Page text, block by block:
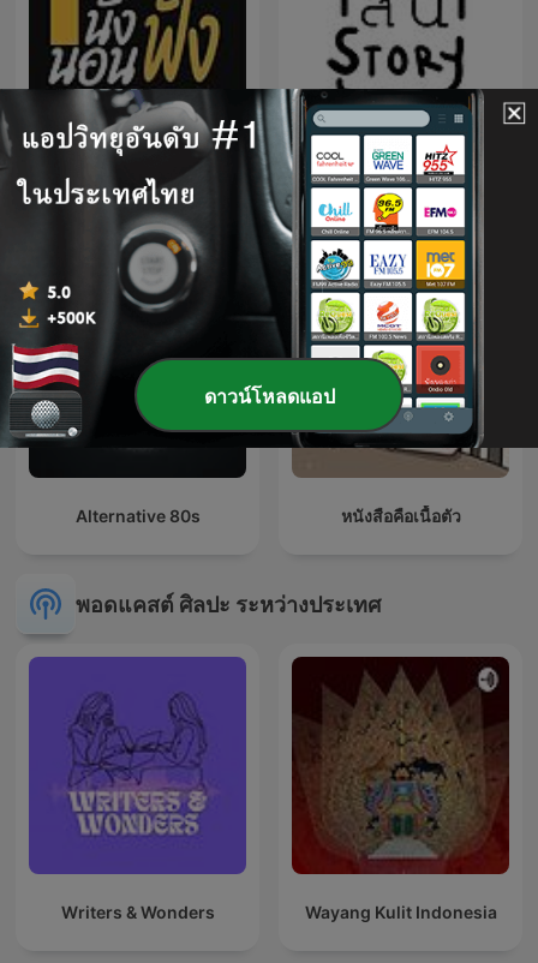
นั่งฟัง นอนฟัง สั้น story
Alternative 80s หนังสือคือเนื้อตัว
พอดแคสต์ ศิลปะ ระหว่างประเทศ
Writers & Wonders Wayang Kulit Indonesia
ดาวน์โหลดแอป